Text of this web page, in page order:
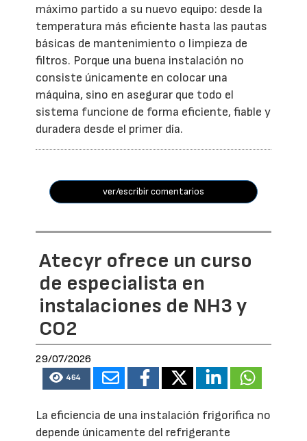
máximo partido a su nuevo equipo: desde la
temperatura más eficiente hasta las pautas
básicas de mantenimiento o limpieza de
filtros. Porque una buena instalación no
consiste únicamente en colocar una
máquina, sino en asegurar que todo el
sistema funcione de forma eficiente, fiable y
duradera desde el primer día.
ver/escribir comentarios
Atecyr ofrece un curso
de especialista en
instalaciones de NH3 y
CO2
29/07/2026
464
La eficiencia de una instalación frigorífica no
depende únicamente del refrigerante